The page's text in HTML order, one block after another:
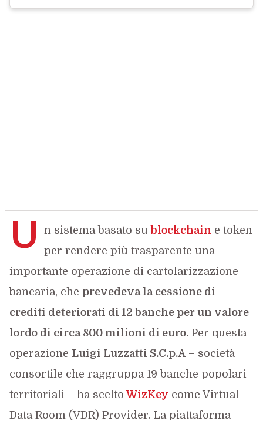
U n sistema basato su blockchain e token
per rendere più trasparente una
importante operazione di cartolarizzazione
bancaria, che prevedeva la cessione di
crediti deteriorati di 12 banche per un valore
lordo di circa 800 milioni di euro.Per questa
operazione Luigi Luzzatti S.C.p.A– società
consortile che raggruppa 19 banche popolari
territoriali – ha scelto WizKey come Virtual
Data Room (VDR) Provider. La piattaforma